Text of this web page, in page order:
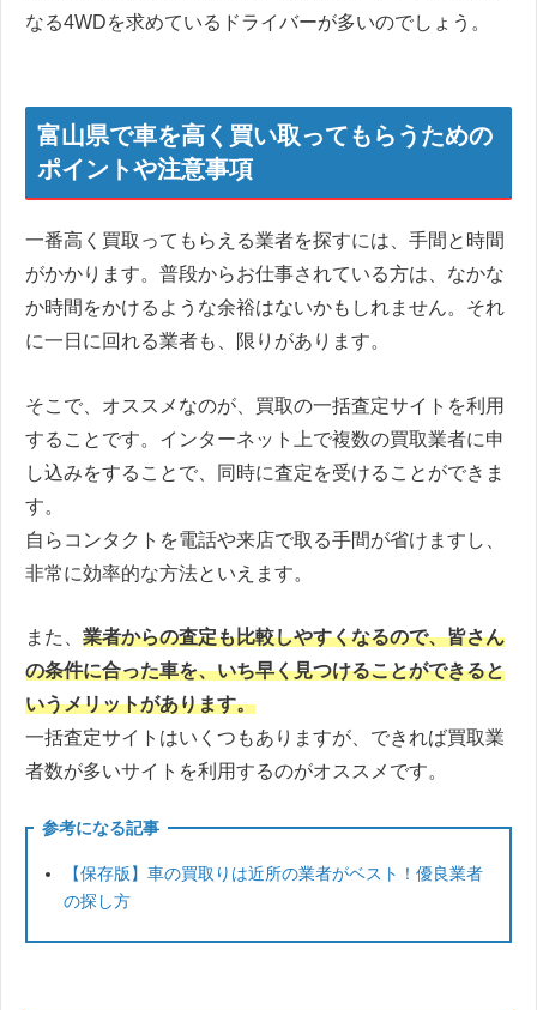
なる4WDを求めているドライバーが多いのでしょう。
富山県で車を高く買い取ってもらうための
ポイントや注意事項
一番高く買取ってもらえる業者を探すには、手間と時間
がかかります。普段からお仕事されている方は、なかな
か時間をかけるような余裕はないかもしれません。それ
に一日に回れる業者も、限りがあります。
そこで、オススメなのが、買取の一括査定サイトを利用
することです。インターネット上で複数の買取業者に申
し込みをすることで、同時に査定を受けることができま
す。
自らコンタクトを電話や来店で取る手間が省けますし、
非常に効率的な方法といえます。
また、 業者からの査定も比較しやすくなるので、皆さん
の条件に合った車を、いち早く見つけることができると
いうメリットがあります。
一括査定サイトはいくつもありますが、できれば買取業
者数が多いサイトを利用するのがオススメです。
参考になる記事
【保存版】車の買取りは近所の業者がベスト！優良業者
の探し方